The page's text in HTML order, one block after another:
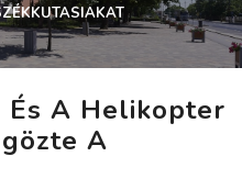
A Helikopter
A